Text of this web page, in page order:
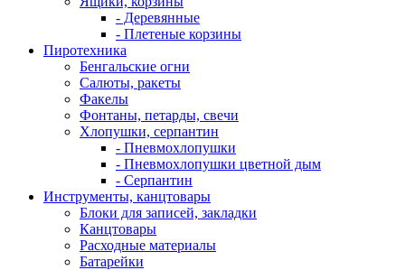
- Деревянные
- Плетеные корзины
Пиротехника
Бенгальские огни
Салюты, ракеты
Факелы
Фонтаны, петарды, свечи
Хлопушки, серпантин
- Пневмохлопушки
- Пневмохлопушки цветной дым
- Серпантин
Инструменты, канцтовары
Блоки для записей, закладки
Канцтовары
Расходные материалы
Батарейки